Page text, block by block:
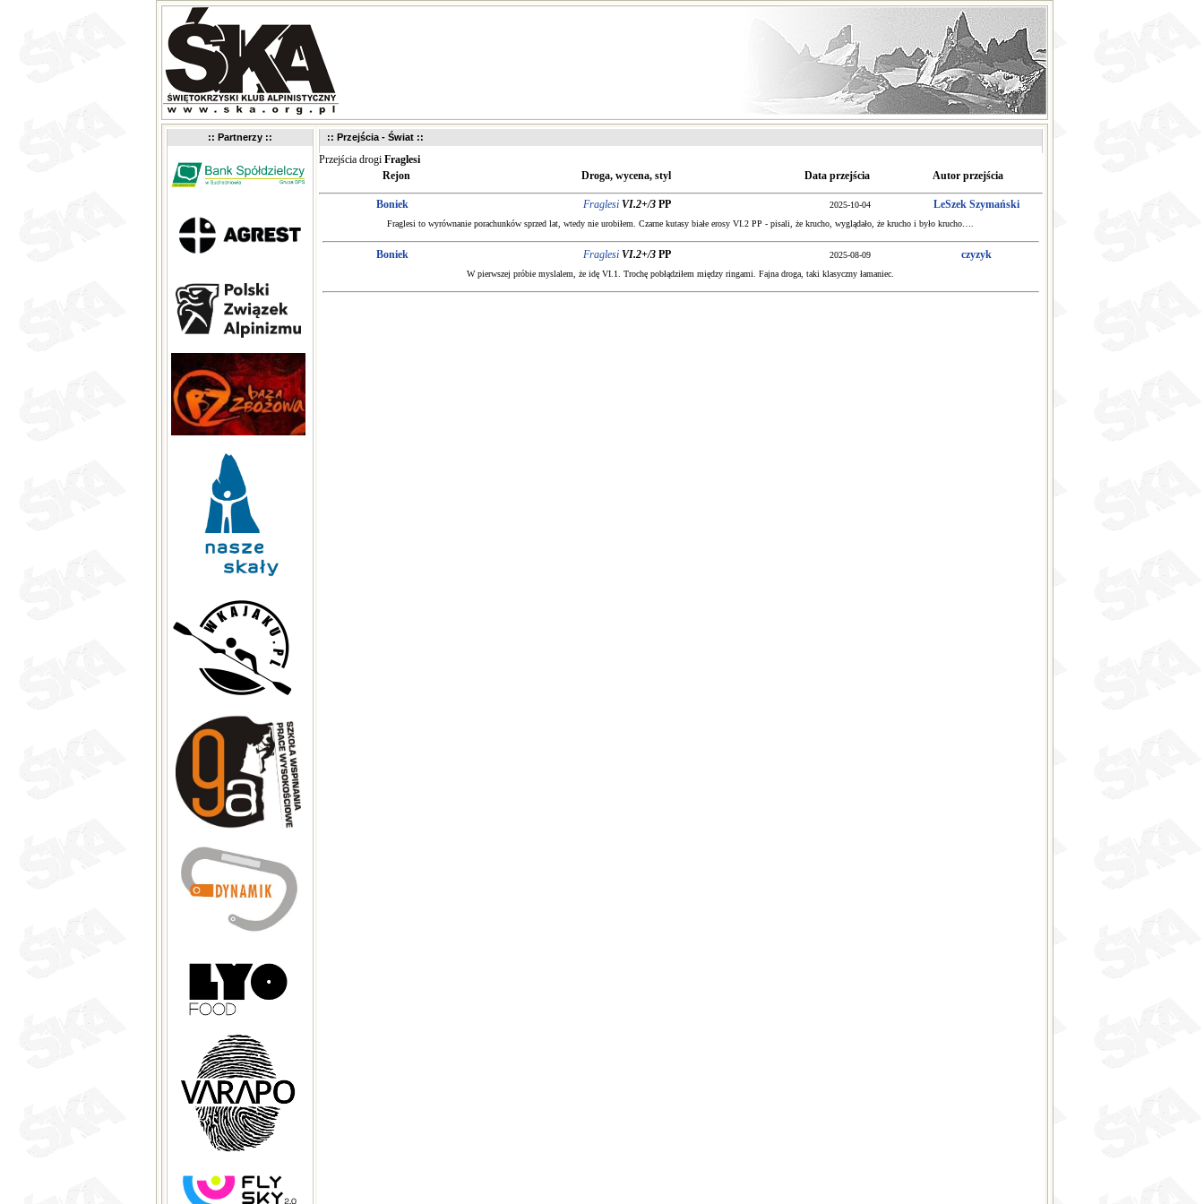
:: Partnerzy :: :: Przejścia - Świat ::
Przejścia drogi Fraglesi
Rejon
Droga, wycena, styl Data przejścia Autor przejścia
Boniek Fraglesi VI.2+/3 PP 2025-10-04 LeSzek Szymański
Fraglesi to wyrównanie porachunków sprzed lat, wtedy nie urobiłem. Czarne kutasy białe erosy VI.2 PP - pisali, że krucho, wyglądało, że krucho i było krucho….
Boniek Fraglesi VI.2+/3 PP 2025-08-09 czyzyk
W pierwszej próbie myslalem, że idę VI.1. Trochę pobłądziłem między ringami. Fajna droga, taki klasyczny łamaniec.